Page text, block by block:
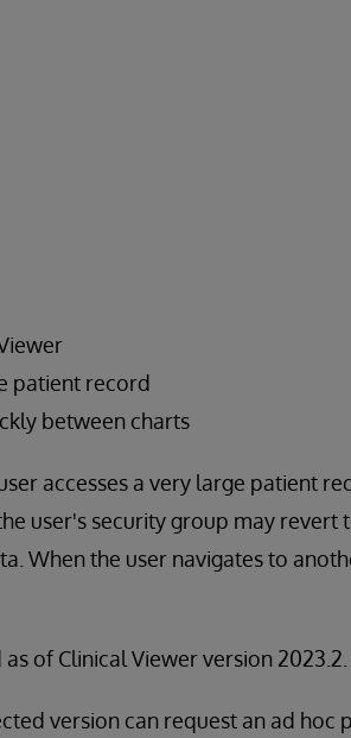
patient record
between charts
accesses a very large patient
user's security group may
When the user navigates to
of Clinical Viewer version 2023.2.
version can request an ad